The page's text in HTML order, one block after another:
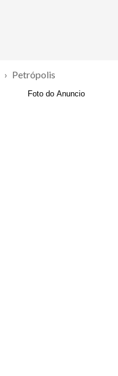
› Petrópolis